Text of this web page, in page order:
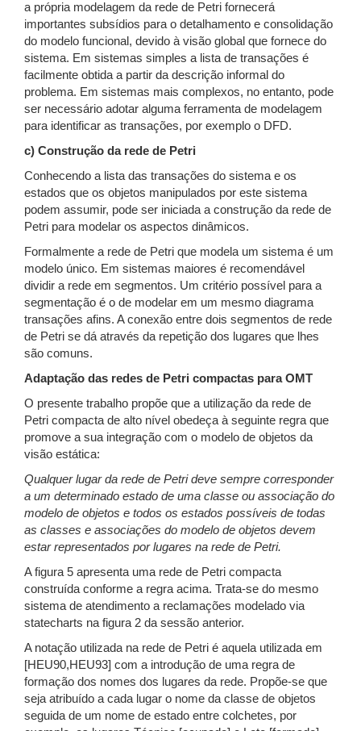
a própria modelagem da rede de Petri fornecerá
importantes subsídios para o detalhamento e consolidação
do modelo funcional, devido à visão global que fornece do
sistema. Em sistemas simples a lista de transações é
facilmente obtida a partir da descrição informal do
problema. Em sistemas mais complexos, no entanto, pode
ser necessário adotar alguma ferramenta de modelagem
para identificar as transações, por exemplo o DFD.
c) Construção da rede de Petri
Conhecendo a lista das transações do sistema e os
estados que os objetos manipulados por este sistema
podem assumir, pode ser iniciada a construção da rede de
Petri para modelar os aspectos dinâmicos.
Formalmente a rede de Petri que modela um sistema é um
modelo único. Em sistemas maiores é recomendável
dividir a rede em segmentos. Um critério possível para a
segmentação é o de modelar em um mesmo diagrama
transações afins. A conexão entre dois segmentos de rede
de Petri se dá através da repetição dos lugares que lhes
são comuns.
Adaptação das redes de Petri compactas para OMT
O presente trabalho propõe que a utilização da rede de
Petri compacta de alto nível obedeça à seguinte regra que
promove a sua integração com o modelo de objetos da
visão estática:
Qualquer lugar da rede de Petri deve sempre corresponder
a um determinado estado de uma classe ou associação do
modelo de objetos e todos os estados possíveis de todas
as classes e associações do modelo de objetos devem
estar representados por lugares na rede de Petri.
A figura 5 apresenta uma rede de Petri compacta
construída conforme a regra acima. Trata-se do mesmo
sistema de atendimento a reclamações modelado via
statecharts na figura 2 da sessão anterior.
A notação utilizada na rede de Petri é aquela utilizada em
[HEU90,HEU93] com a introdução de uma regra de
formação dos nomes dos lugares da rede. Propõe-se que
seja atribuído a cada lugar o nome da classe de objetos
seguida de um nome de estado entre colchetes, por